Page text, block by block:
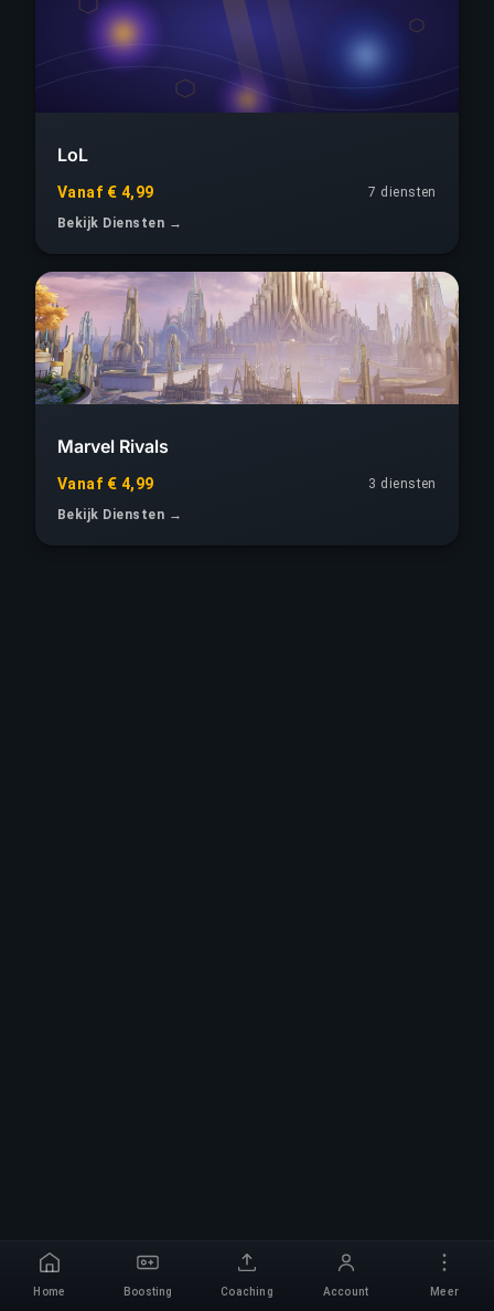
LoL
Vanaf € 4,99
7 diensten
Bekijk Diensten →
Marvel Rivals
Vanaf € 4,99
3 diensten
Bekijk Diensten →
Home Boosting Coaching Account Meer